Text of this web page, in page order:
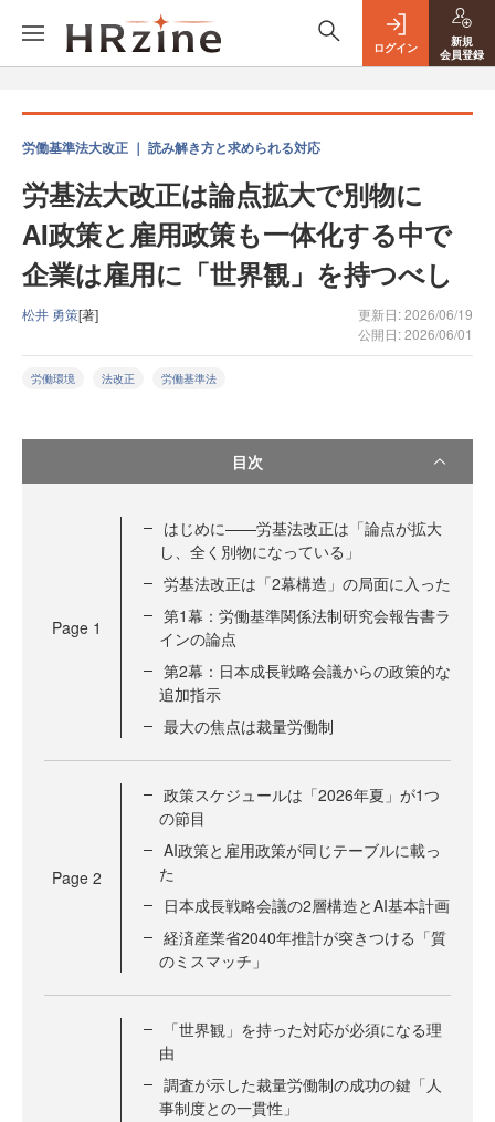
ログイン
新規
会員登録
労働基準法大改正 ｜ 読み解き方と求められる対応
労基法大改正は論点拡大で別物に
AI政策と雇用政策も一体化する中で
企業は雇用に「世界観」を持つべし
松井 勇策[著]
更新日: 2026/06/19
公開日: 2026/06/01
労働環境 法改正 労働基準法
目次
Page 1
はじめに——労基法改正は「論点が拡大
し、全く別物になっている」
労基法改正は「2幕構造」の局面に入った
第1幕：労働基準関係法制研究会報告書ラ
インの論点
第2幕：日本成長戦略会議からの政策的な
追加指示
最大の焦点は裁量労働制
Page 2
政策スケジュールは「2026年夏」が1つ
の節目
AI政策と雇用政策が同じテーブルに載っ
た
日本成長戦略会議の2層構造とAI基本計画
経済産業省2040年推計が突きつける「質
のミスマッチ」
「世界観」を持った対応が必須になる理
由
調査が示した裁量労働制の成功の鍵「人
事制度との一貫性」